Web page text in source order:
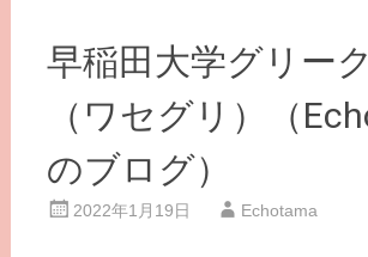
早稲田大学グリー
（ワセグリ）（
のブログ）
2022年1月19日 Echotama